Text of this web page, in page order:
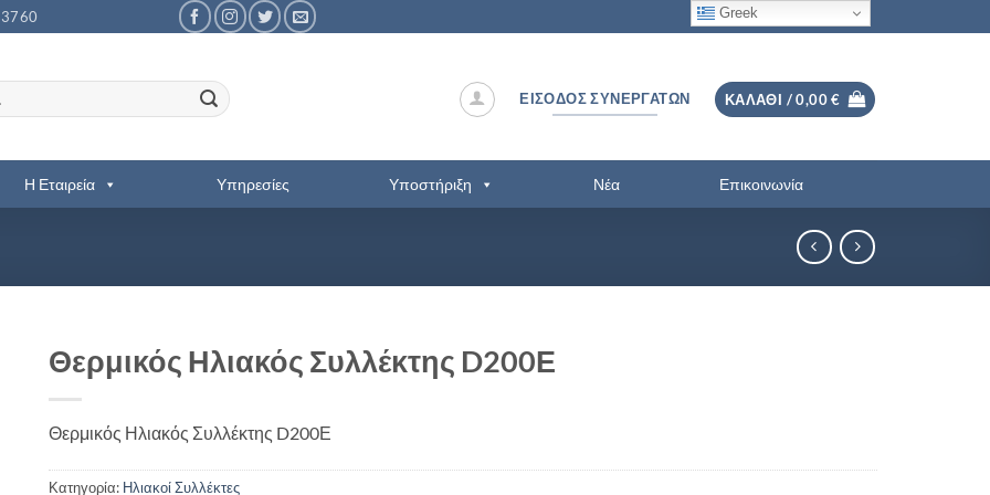
ΕΊΣΟΔΟΣ ΣΥΝΕΡΓΑΤΏΝ ΚΑΛΆΘΙ /0,00€
Η Εταιρεία Υπηρεσίες Υποστήριξη Νέα Επικοινωνία
Θερμικός Ηλιακός Συλλέκτης D200Ε
Θερμικός Ηλιακός Συλλέκτης D200Ε
Κατηγορία: Ηλιακοί Συλλέκτες
Greek